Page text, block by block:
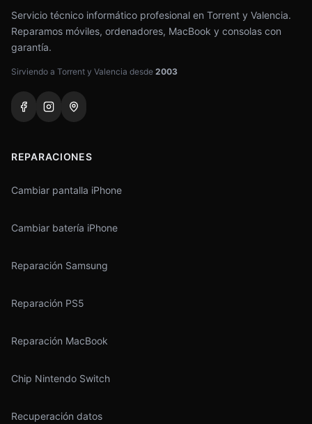
Servicio técnico informático profesional en Torrent y Valencia.
Reparamos móviles, ordenadores, MacBook y consolas con
garantía.
Sirviendo a Torrent y Valencia desde 2003
REPARACIONES
Cambiar pantalla iPhone
Cambiar batería iPhone
Reparación Samsung
Reparación PS5
Reparación MacBook
Chip Nintendo Switch
Recuperación datos